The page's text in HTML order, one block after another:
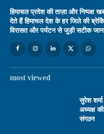
हिमाचल प्रदेश की ताज़ा और निष्पक्ष
देते हैं हिमाचल देश के हर जिले की
विरासत और पर्यटन से जुड़ी सटीक
most viewed
सुरेश
अध्यक्ष
संगठन